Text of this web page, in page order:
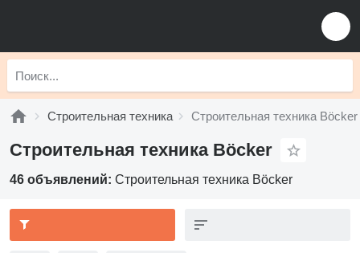
Строительная техника Строительная техника Böcker
Строительная техника Böcker
46 объявлений: Строительная техника Böcker